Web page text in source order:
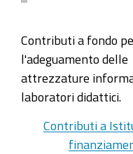
Contributi a fondo
l'adeguamento delle
attrezzature
laboratori didattici.
Contributi a